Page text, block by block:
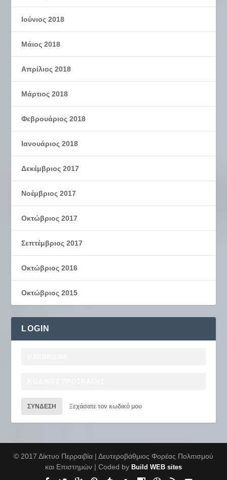
Ιούνιος 2018
Μάιος 2018
Απρίλιος 2018
Μάρτιος 2018
Φεβρουάριος 2018
Ιανουάριος 2018
Δεκέμβριος 2017
Νοέμβριος 2017
Οκτώβριος 2017
Σεπτέμβριος 2017
Οκτώβριος 2016
Οκτώβριος 2015
LOGIN
ΣΎΝΔΕΣΗ Ξεχάσατε τον κωδικό μου
© 2017 Δίκτυο Περραιβία | Δευτεροβάθμιος Φορέας Πολιτισμού
και Επιστημών | Coded by Build WEB sites